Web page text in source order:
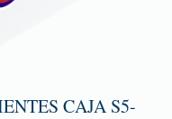
CAJA S5-